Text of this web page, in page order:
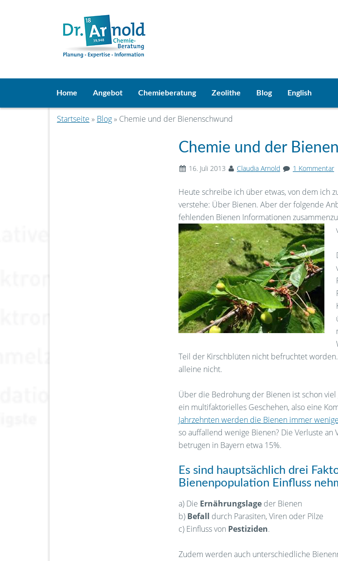
Home Angebot Chemieberatung Zeolithe Blog English
Startseite » Blog» Chemie und der Bienenschwund
Chemie und der
16. Juli 2013 Claudia Arnold 1 Kommentar
Heute schreibe ich über etwas, von dem ich
verstehe: Über Bienen. Aber der folgende
fehlenden Bienen Informationen
Teil der Kirschblüten nicht befruchtet
alleine nicht.
Über die Bedrohung der Bienen ist schon
ein multifaktorielles Geschehen, also eine
Jahrzehnten werden die Bienen immer
so auffallend wenige Bienen? Die Verluste
betrugen in Bayern etwa 15%.
Es sind hauptsächlich drei
Bienenpopulation Einfluss
a) Die Ernährungslage der Bienen
b) Befall durch Parasiten, Viren oder Pilze
c) Einfluss von Pestiziden.
Zudem werden auch unterschiedliche